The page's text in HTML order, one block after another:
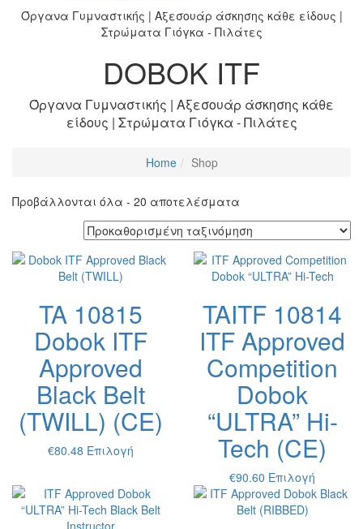
Όργανα Γυμναστικής | Αξεσουάρ άσκησης κάθε είδους |
Στρώματα Γιόγκα - Πιλάτες
DOBOK ITF
Όργανα Γυμναστικής | Αξεσουάρ άσκησης κάθε
είδους | Στρώματα Γιόγκα - Πιλάτες
Home Shop
Προβάλλονται όλα - 20 αποτελέσματα
TA 10815
Dobok ITF
Approved
Black Belt
(TWILL) (CE)
€80.48 Επιλογή
έχει
πολλαπλές
TAITF 10814
ITF Approved
Competition
Dobok
“ULTRA” Hi-
Tech (CE)
€90.60 Επιλογή
το